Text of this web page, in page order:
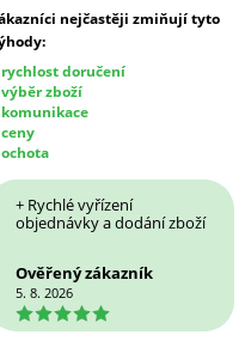
nejčastěji zmiňují tyto
doručení
zboží
+ Rychlé vyřízení
objednávky a dodání zboží
Ověřený zákazník
5. 8. 2026
5